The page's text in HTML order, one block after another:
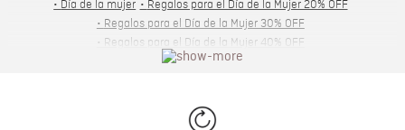
• Día de la mujer • Regalos para el Día de la Mujer 20% OFF
• Regalos para el Día de la Mujer 30% OFF
• Regalos para el Día de la Mujer 40% OFF
Regalos para el Día de la Mujer 50% OFF
Regalos para el Día de la Mujer camisas